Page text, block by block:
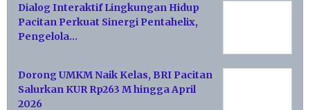
Dialog Interaktif Lingkungan Hidup
Pacitan Perkuat Sinergi Pentahelix,
Pengelola…
Dorong UMKM Naik Kelas, BRI Pacitan
Salurkan KUR Rp263 M hingga April
2026